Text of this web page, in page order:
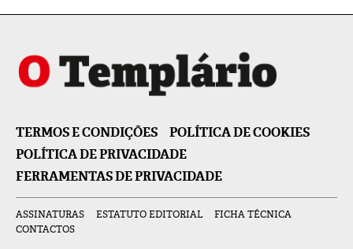
TERMOS E CONDIÇÕES
POLÍTICA DE COOKIES
POLÍTICA DE PRIVACIDADE
FERRAMENTAS DE PRIVACIDADE
ASSINATURAS ESTATUTO EDITORIAL
FICHA TÉCNICA
CONTACTOS